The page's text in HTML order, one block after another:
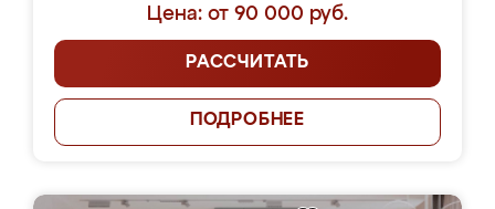
Цена: от 90 000 руб.
РАССЧИТАТЬ
ПОДРОБНЕЕ